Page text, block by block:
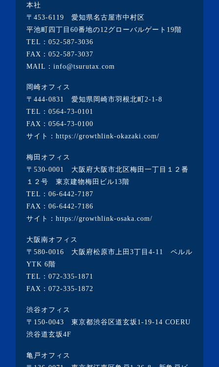
・2020年1月(1記事)
・2019年12月(19記事)
・2018年6月(1記事)
・2016年6月(2記事)
・2016年5月(1記事)
・2016年4月(2記事)
本社
〒453-6119 愛知県名古屋市中村区
平池町四丁目60番地の12グローバルゲート19階
TEL： 052-587-3036
FAX：052-587-3037
MAIL：info@tsurutax.com
岡崎オフィス
〒444-0831 愛知県岡崎市羽根北町2-1-8
TEL： 0564-73-0101
FAX：0564-73-0100
サイト： https://growthlink-okazaki.com/
梅田オフィス
〒530-0001 大阪府大阪市北区梅田一丁目１２番
１２号 東京建物梅田ビル13階
TEL： 06-6442-7187
FAX：06-6442-7186
サイト： https://growthlink-osaka.com/
大阪南オフィス
〒580-0016 大阪府松原市上田3丁目4-11 ペルル
YTK 6階
TEL： 072-335-1871
FAX：072-335-1872
渋谷オフィス
〒150-0043 東京都渋谷区道玄坂1-19-14 COERU
渋谷道玄坂4F
亀戸オフィス